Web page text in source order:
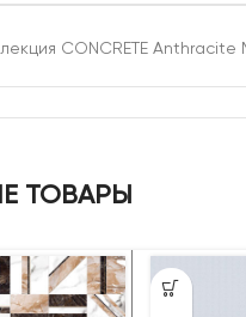
CONCRETE Anthracite
ТОВАРЫ